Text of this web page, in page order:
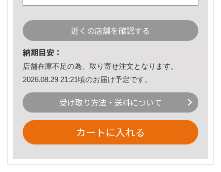
近くの店舗を確認する
納期目安：
店舗在庫不足の為、取り寄せ注文となります。
2026.08.29 21:21頃のお届け予定です。
受け取り方法・送料について
カートに入れる